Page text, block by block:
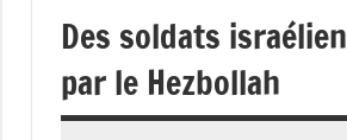
Des soldats
par le Hezbollah